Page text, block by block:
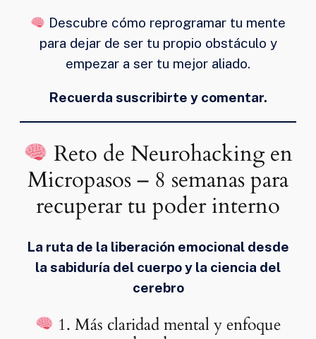
Descubre cómo reprogramar tu mente
para dejar de ser tu propio obstáculo y
empezar a ser tu mejor aliado.
Recuerda suscribirte y comentar.
Reto de Neurohacking en
Micropasos – 8 semanas para
recuperar tu poder interno
La ruta de la liberación emocional desde
la sabiduría del cuerpo y la ciencia del
cerebro
1. Más claridad mental y enfoque